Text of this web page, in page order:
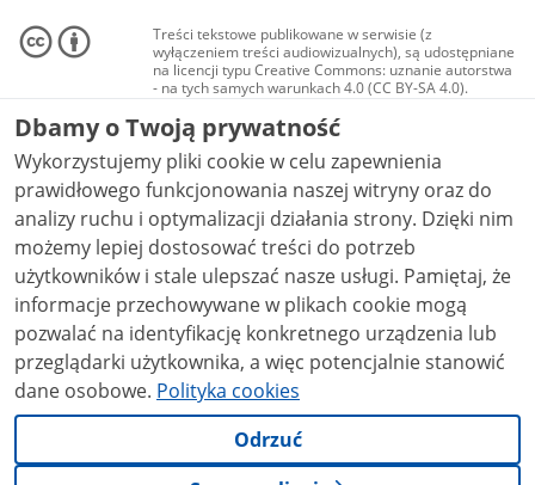
Treści tekstowe publikowane w serwisie (z
wyłączeniem treści audiowizualnych), są udostępniane
na licencji typu Creative Commons: uznanie autorstwa
- na tych samych warunkach 4.0 (CC BY-SA 4.0).
Materiały audiowizualne, w tym zdjęcia, materiały
audio i wideo, są udostępniane na licencji typu
Creative Commons: uznanie autorstwa użycie
niekomercyjne - bez utworów zależnych 4.0 (CC BY-
NC-ND 4.0), o ile nie jest to stwierdzone inaczej.
Dbamy o Twoją prywatność
Wykorzystujemy pliki cookie w celu zapewnienia
prawidłowego funkcjonowania naszej witryny oraz do
analizy ruchu i optymalizacji działania strony. Dzięki nim
możemy lepiej dostosować treści do potrzeb
użytkowników i stale ulepszać nasze usługi. Pamiętaj, że
informacje przechowywane w plikach cookie mogą
pozwalać na identyfikację konkretnego urządzenia lub
przeglądarki użytkownika, a więc potencjalnie stanowić
dane osobowe. Polityka cookies
Odrzuć